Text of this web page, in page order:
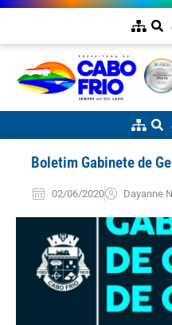
Boletim Gabinete de
02/06/2020 Dayanne